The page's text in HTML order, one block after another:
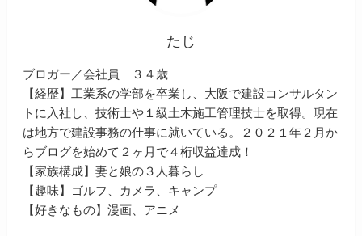
たじ
ブロガー／会社員 ３４歳
【経歴】工業系の学部を卒業し、大阪で建設コンサルタン
トに入社し、技術士や１級土木施工管理技士を取得。現在
は地方で建設事務の仕事に就いている。２０２１年２月か
らブログを始めて２ヶ月で４桁収益達成！
【家族構成】妻と娘の３人暮らし
【趣味】ゴルフ、カメラ、キャンプ
【好きなもの】漫画、アニメ